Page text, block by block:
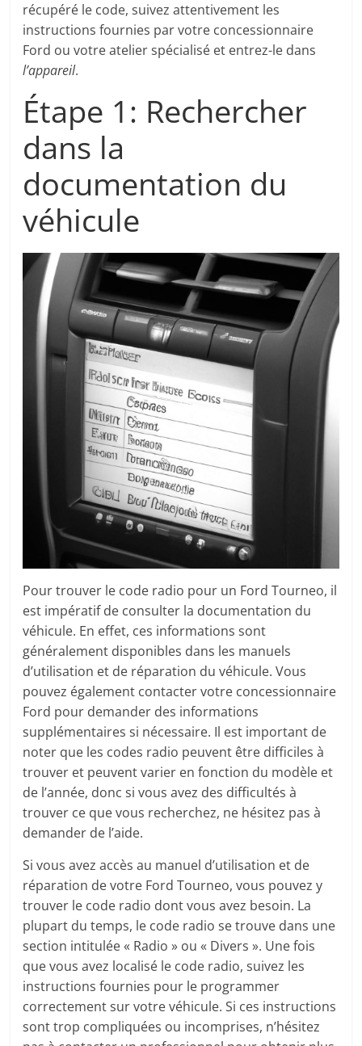
récupéré le code, suivez attentivement les
instructions fournies par votre concessionnaire
Ford ou votre atelier spécialisé et entrez-le dans
l’appareil.
Étape 1: Rechercher
dans la
documentation du
véhicule
Pour trouver le code radio pour un Ford Tourneo, il
est impératif de consulter la documentation du
véhicule. En effet, ces informations sont
généralement disponibles dans les manuels
d’utilisation et de réparation du véhicule. Vous
pouvez également contacter votre concessionnaire
Ford pour demander des informations
supplémentaires si nécessaire. Il est important de
noter que les codes radio peuvent être difficiles à
trouver et peuvent varier en fonction du modèle et
de l’année, donc si vous avez des difficultés à
trouver ce que vous recherchez, ne hésitez pas à
demander de l’aide.
Si vous avez accès au manuel d’utilisation et de
réparation de votre Ford Tourneo, vous pouvez y
trouver le code radio dont vous avez besoin. La
plupart du temps, le code radio se trouve dans une
section intitulée « Radio » ou « Divers ». Une fois
que vous avez localisé le code radio, suivez les
instructions fournies pour le programmer
correctement sur votre véhicule. Si ces instructions
sont trop compliquées ou incomprises, n’hésitez